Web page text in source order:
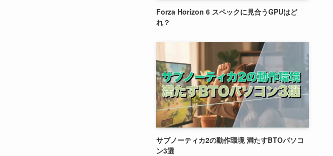
Forza Horizon 6 スペックに見合うGPUはど
れ？
サブノーティカ2の動作環境 満たすBTOパソコ
ン3選